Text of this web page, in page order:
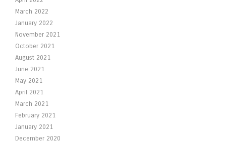
March 2022
January 2022
November 2021
October 2021
August 2021
June 2021
May 2021
April 2021
March 2021
February 2021
January 2021
December 2020